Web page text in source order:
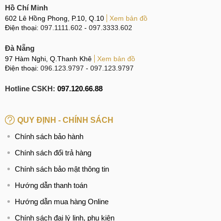
giữ cho chất lượng ảnh được tốt nhất có thể, bạn nên thực
hiện các hướng dẫn sau:
Sử dụng thêm ốp lưng: Để bảo vệ toàn bộ máy, trong
đó bao gồm cả Camera. Nếu Camera của bạn bị vết trầy
hoặc nứt, sẽ ảnh hưởng đến chất lượng ảnh.
Tránh để Camera tiếp xúc với bụi hay nước: Trong quá
ảnh.
Sử dụng khăn mềm để lau sạch: Khi bạn muốn lau
sạch Camera, hãy sử dụng khăn mềm và không dùng
xước.
Không để điện thoại va chạm mạnh: Nếu bạn để điện
thoại va chạm mạnh, Camera có thể bị vỡ hoặc trầy
xước. Vì vậy, bạn cần cẩn thận khi sử dụng và tránh để
Hồ Chí Minh
602 Lê Hồng Phong, P.10, Q.10
Xem bản đồ
Điện thoại: 097.1111.602 - 097.3333.602
Đà Nẵng
97 Hàm Nghi, Q.Thanh Khê
Xem bản đồ
Điện thoại: 096.123.9797 - 097.123.9797
Hotline CSKH: 097.120.66.88
QUY ĐỊNH - CHÍNH SÁCH
Chính sách bảo hành
Chính sách đổi trả hàng
Chính sách bảo mật thông tin
Hướng dẫn thanh toán
Hướng dẫn mua hàng Online
Chính sách đại lý linh, phụ kiện